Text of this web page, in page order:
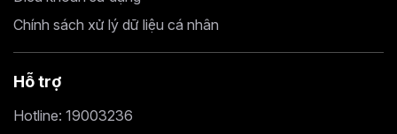
Chính sách xử lý dữ liệu cá nhân
Hỗ trợ
Hotline: 19003236